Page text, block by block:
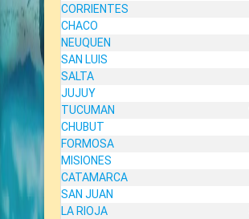
CORRIENTES
CHACO
NEUQUEN
SAN LUIS
SALTA
JUJUY
TUCUMAN
CHUBUT
FORMOSA
MISIONES
CATAMARCA
SAN JUAN
LA RIOJA